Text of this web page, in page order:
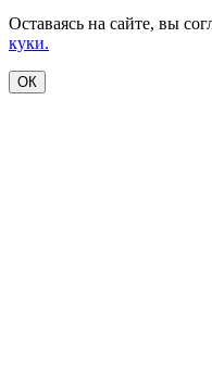
Оставаясь на сайте, вы
куки.
ОК